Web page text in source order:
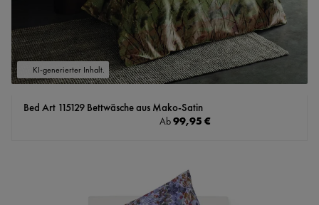
KI-generierter Inhalt.
Bed Art 115129 Bettwäsche aus Mako-Satin
Regulärer Preis:
Ab99,95 €